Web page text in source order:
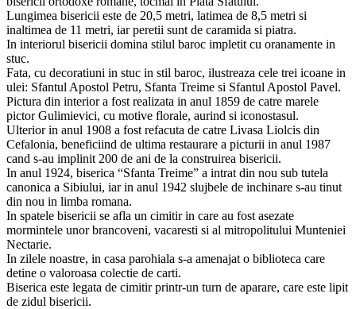
Lungimea bisericii este de 20,5 metri, latimea de 8,5 metri si
inaltimea de 11 metri, iar peretii sunt de caramida si piatra.
In interiorul bisericii domina stilul baroc impletit cu oranamente in
stuc.
Fata, cu decoratiuni in stuc in stil baroc, ilustreaza cele trei icoane in
ulei: Sfantul Apostol Petru, Sfanta Treime si Sfantul Apostol Pavel.
Pictura din interior a fost realizata in anul 1859 de catre marele
pictor Gulimievici, cu motive florale, aurind si iconostasul.
Ulterior in anul 1908 a fost refacuta de catre Livasa Liolcis din
Cefalonia, beneficiind de ultima restaurare a picturii in anul 1987
cand s-au implinit 200 de ani de la construirea bisericii.
In anul 1924, biserica “Sfanta Treime” a intrat din nou sub tutela
canonica a Sibiului, iar in anul 1942 slujbele de inchinare s-au tinut
din nou in limba romana.
In spatele bisericii se afla un cimitir in care au fost asezate
mormintele unor brancoveni, vacaresti si al mitropolitului Munteniei
Nectarie.
In zilele noastre, in casa parohiala s-a amenajat o biblioteca care
detine o valoroasa colectie de carti.
Biserica este legata de cimitir printr-un turn de aparare, care este lipit
de zidul bisericii.